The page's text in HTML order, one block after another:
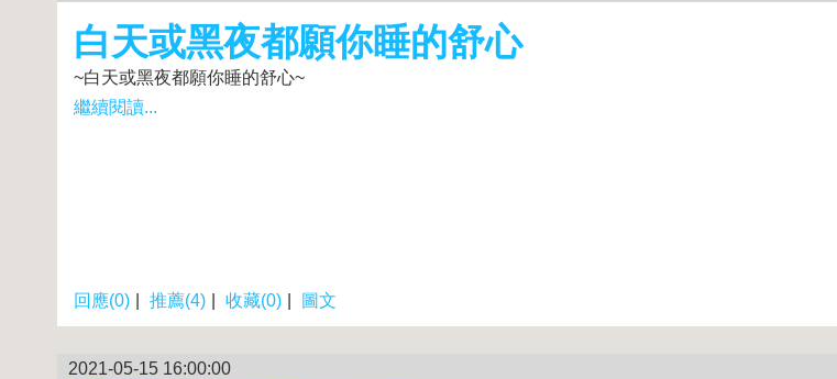
白天或黑夜都願你睡的舒心
~白天或黑夜都願你睡的舒心~
繼續閱讀...
回應(0) 推薦(4) 收藏(0) 圖文
2021-05-15 16:00:00